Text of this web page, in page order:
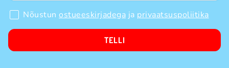
Nõustun ostueeskirjadega ja privaatsuspoliitika
TELLI